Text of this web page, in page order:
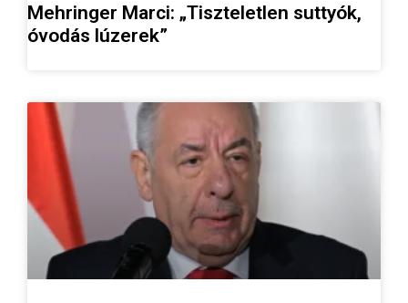
Mehringer Marci: „Tiszteletlen suttyók,
óvodás lúzerek”